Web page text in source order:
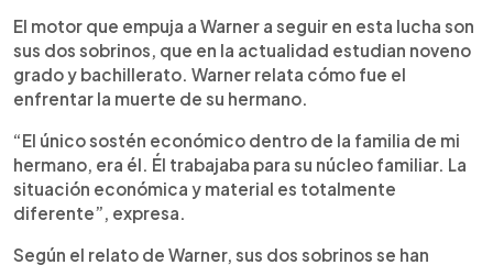
El motor que empuja a Warner a seguir en esta lucha son
sus dos sobrinos, que en la actualidad estudian noveno
grado y bachillerato. Warner relata cómo fue el
enfrentar la muerte de su hermano.
“El único sostén económico dentro de la familia de mi
hermano, era él. Él trabajaba para su núcleo familiar. La
situación económica y material es totalmente
diferente”, expresa.
Según el relato de Warner, sus dos sobrinos se han